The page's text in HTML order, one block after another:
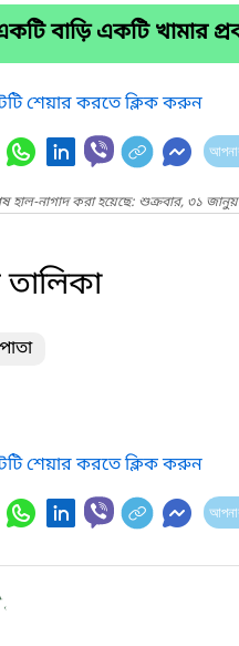
বাড়ি একটি খামার
শেয়ার করতে ক্লিক করুন
হাল-নাগাদ করা হয়েছে: শুক্রবার, ৩১
তালিকা
শেয়ার করতে ক্লিক করুন